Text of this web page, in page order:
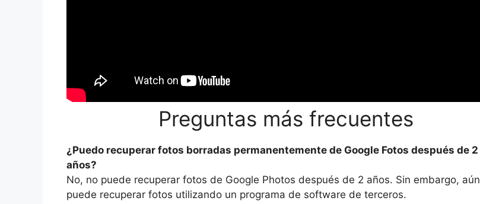
Preguntas más frecuentes
¿Puedo recuperar fotos borradas permanentemente de Google Fotos después de 2
años?
No, no puede recuperar fotos de Google Photos después de 2 años. Sin embargo, aún
puede recuperar fotos utilizando un programa de software de terceros.